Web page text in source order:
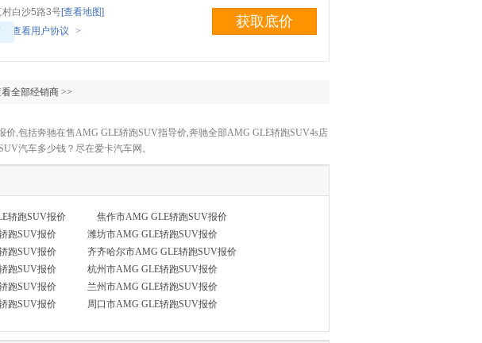
获取底价
白沙5路3号[查看地图]
查看用户协议 >
全部经销商 >>
,包括奔驰在售AMG GLE轿跑SUV指导价,奔驰全部AMG GLE轿跑SUV4s店
汽车多少钱？尽在爱卡汽车网。
轿跑SUV报价
焦作市AMG GLE轿跑SUV报价
跑SUV报价
潍坊市AMG GLE轿跑SUV报价
跑SUV报价
齐齐哈尔市AMG GLE轿跑SUV报价
跑SUV报价
杭州市AMG GLE轿跑SUV报价
跑SUV报价
兰州市AMG GLE轿跑SUV报价
跑SUV报价 周口市AMG GLE轿跑SUV报价